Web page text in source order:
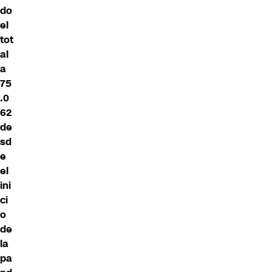
do
el
tot
al
a
75
.0
62
de
sd
e
el
ini
ci
o
de
la
pa